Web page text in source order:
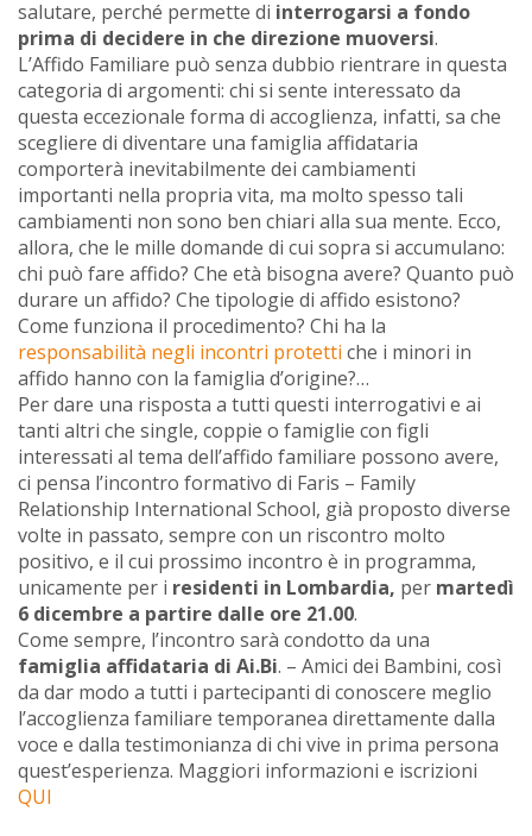
salutare, perché permette di interrogarsi a fondo
prima di decidere in che direzione muoversi.
L’Affido Familiare può senza dubbio rientrare in questa
categoria di argomenti: chi si sente interessato da
questa eccezionale forma di accoglienza, infatti, sa che
scegliere di diventare una famiglia affidataria
comporterà inevitabilmente dei cambiamenti
importanti nella propria vita, ma molto spesso tali
cambiamenti non sono ben chiari alla sua mente. Ecco,
allora, che le mille domande di cui sopra si accumulano:
chi può fare affido? Che età bisogna avere? Quanto può
durare un affido? Che tipologie di affido esistono?
Come funziona il procedimento? Chi ha la
responsabilità negli incontri protetti che i minori in
affido hanno con la famiglia d’origine?…
Per dare una risposta a tutti questi interrogativi e ai
tanti altri che single, coppie o famiglie con figli
interessati al tema dell’affido familiare possono avere,
ci pensa l’incontro formativo di Faris – Family
Relationship International School, già proposto diverse
volte in passato, sempre con un riscontro molto
positivo, e il cui prossimo incontro è in programma,
unicamente per i residenti in Lombardia, per martedì
6 dicembre a partire dalle ore 21.00.
Come sempre, l’incontro sarà condotto da una
famiglia affidataria di Ai.Bi. – Amici dei Bambini, così
da dar modo a tutti i partecipanti di conoscere meglio
l’accoglienza familiare temporanea direttamente dalla
voce e dalla testimonianza di chi vive in prima persona
quest’esperienza. Maggiori informazioni e iscrizioni
QUI